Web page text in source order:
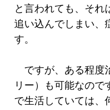
と言われても、それ
追い込んでしまい、
す。
ですが、ある程度
リー）も可能なので
で生活していては、